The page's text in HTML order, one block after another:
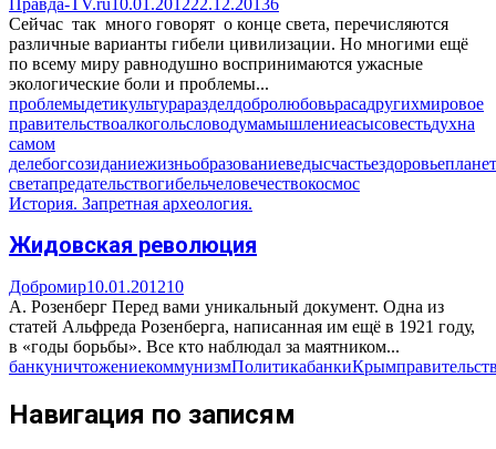
Сейчас так много говорят о конце света, перечисляются
различные варианты гибели цивилизации. Но многими ещё
по всему миру равнодушно воспринимаются ужасные
экологические боли и проблемы...
проблемыдетикультураразделдобролюбовьрасадругихмировое
правительствоалкогольсловодумамышлениеасысовестьдухна
самом
делебогсозиданиежизньобразованиеведысчастьездоровье
светапредательствогибельчеловечествокосмос
История. Запретная археология.
Жидовская революция
Добромир10.01.201210
А. Розенберг Перед вами уникальный документ. Одна из
статей Альфреда Розенберга, написанная им ещё в 1921 году,
в «годы борьбы». Все кто наблюдал за маятником...
банкуничтожениекоммунизмПолитикабанкиКрым
Навигация по записям